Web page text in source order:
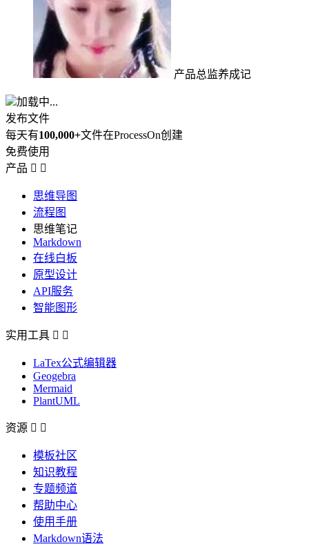
产品总监养成记
加载中...
发布文件
每天有100,000+文件在ProcessOn创建
免费使用
产品  
思维导图
流程图
思维笔记
Markdown
在线白板
原型设计
API服务
智能图形
实用工具  
LaTex公式编辑器
Geogebra
Mermaid
PlantUML
资源  
模板社区
知识教程
专题频道
帮助中心
使用手册
Markdown语法